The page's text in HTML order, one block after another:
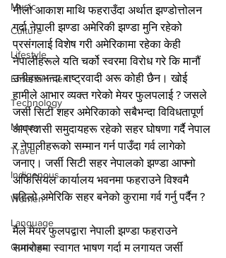
Music
Culture
Lifestyle
Entertainment
Technology
Money
Travel
Indigenous
Women
Language
Gurkhas
नीलो आकाश माथि फहराउँदा अर्थात झण्डोत्तोलन
गर्दा नेपाली झण्डा अमेरिकी झण्डा मुनि रहेको
प्रसंगलाई विशेष गरी अमेरिकामा रहेका केही
नेपालीहरूले यति चर्को स्वरमा विरोध गरे कि मानौं
उनीहरूभन्दा राष्ट्रवादी अरू कोही छैन। खोई
हामीले आभार व्यक्त गरेको मेयर फुलपलाई ? जसले
जर्सी सिटी शहर अमेरिकाको सबैभन्दा विविधतापूर्ण
आप्रवासी समुदायहरू रहेको सहर घोषणा गर्दै नेपाल
र नेपालीहरूको सम्मान गर्न पाउँदा गर्व लागेको
जनाए। जर्सी सिटी सहर नेपालको झण्डा आफ्नो
अफिसियल कार्यालय भवनमा फहराउने विश्वमै
पहिलो अमेरिकि सहर बनेको कुरामा गर्व गर्नु पर्दैन ?
मैले मेयर फुलपद्वारा नेपाली झण्डा फहराउने
समारोहमा स्वागत भाषण गर्दा म लगायत जर्सी